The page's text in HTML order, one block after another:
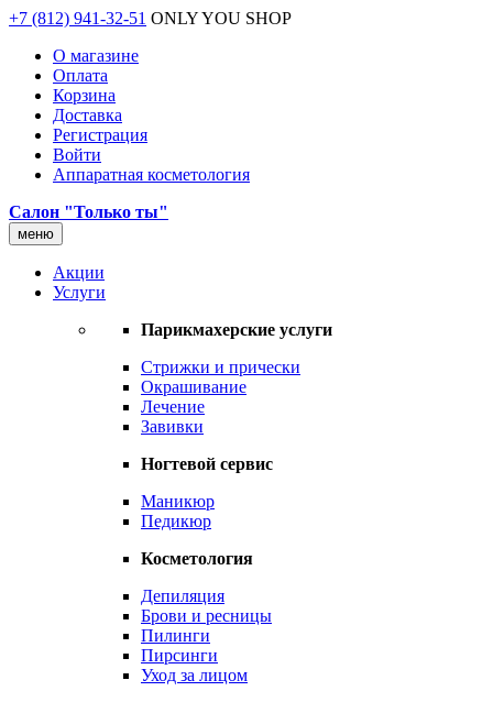
+7 (812) 941-32-51 ONLY YOU SHOP
О магазине
Оплата
Корзина
Доставка
Регистрация
Войти
Аппаратная косметология
Салон "Только ты"
меню
Акции
Услуги
Парикмахерские услуги
Стрижки и прически
Окрашивание
Лечение
Завивки
Ногтевой сервис
Маникюр
Педикюр
Косметология
Депиляция
Брови и ресницы
Пилинги
Пирсинги
Уход за лицом